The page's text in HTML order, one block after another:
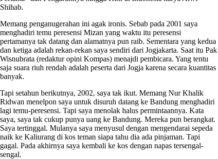
Shihab.
Memang penganugerahan ini agak ironis. Sebab pada 2001 saya
menghadiri temu peresensi Mizan yang waktu itu peresensi
pertamanya tak datang dan alamatnya pun raib. Sementara yang kedua
dan ketiga adalah rekan-rekan saya sendiri dari Jogjakarta. Saat itu Pak
Wisnubrata (redaktur opini Kompas) menajdi pembicara. Yang tentu
saja suara riuh rendah adalah peserta dari Jogja karena secara kuantitas
banyak.
Tapi setahun berikutnya, 2002, saya tak ikut. Memang Nur Khalik
Ridwan menelpon saya untuk disuruh datang ke Bandung menghadiri
lagi temu-peresensi. Tapi saya menolak halus permintaannya. Kata
saya, saya tak cukup punya uang ke Bandung. Mereka pun berangkat.
Saya tertinggal. Mulanya saya menyusul dengan mengendarai sepeda
naik ke Kaliurang di kos teman siapa tahu dia ada pinjaman. Tapi
gagal. Pada akhirnya saya kembali ke kos dengan napas tersengal-
sengal.